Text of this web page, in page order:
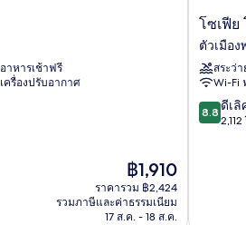
อาหารเช้าฟรี
เครื่องปรับอากาศ
ราคา
ปัจจุบัน
คือ
฿1,910
฿1,910
ราคารวม ฿2,424
รวมภาษีและค่าธรรมเนียม
17 ส.ค. - 18 ส.ค.
โซเฟีย
โดย
Bunik
ตัว
เมือง
พลาย
าเดล
โซเฟีย
ตัวเมือ
สระว่
Wi-Fi
8.8
จาก
8.8 ดีเลิ